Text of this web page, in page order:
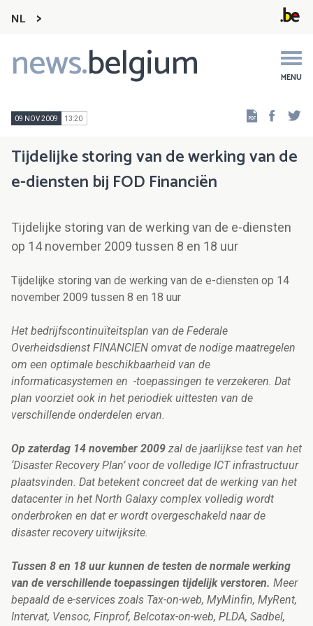
NL
news.belgium MENU
Main
navigation
09 NOV 2009 13:20
Tijdelijke storing van de werking van de
e-diensten bij FOD Financiën
Tijdelijke storing van de werking van de e-diensten
op 14 november 2009 tussen 8 en 18 uur
Tijdelijke storing van de werking van de e-diensten op 14
november 2009 tussen 8 en 18 uur
Het bedrijfscontinuïteitsplan van de Federale
Overheidsdienst FINANCIEN omvat de nodige maatregelen
om een optimale beschikbaarheid van de
informaticasystemen en -toepassingen te verzekeren. Dat
plan voorziet ook in het periodiek uittesten van de
verschillende onderdelen ervan.
Op zaterdag 14 november 2009 zal de jaarlijkse test van het
‘Disaster Recovery Plan’ voor de volledige ICT infrastructuur
plaatsvinden. Dat betekent concreet dat de werking van het
datacenter in het North Galaxy complex volledig wordt
onderbroken en dat er wordt overgeschakeld naar de
disaster recovery uitwijksite.
Tussen 8 en 18 uur kunnen de testen de normale werking
van de verschillende toepassingen tijdelijk verstoren. Meer
bepaald de e-services zoals Tax-on-web, MyMinfin, MyRent,
Intervat, Vensoc, Finprof, Belcotax-on-web, PLDA, Sadbel,